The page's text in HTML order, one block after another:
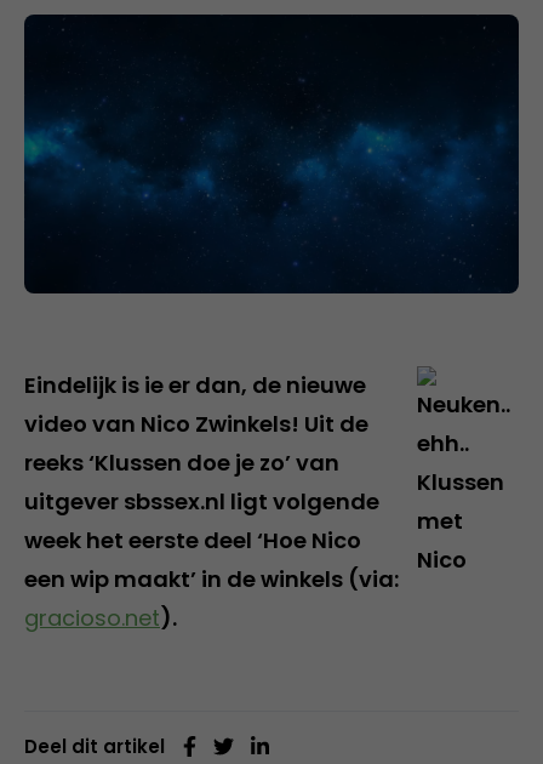
Eindelijk is ie er dan, de nieuwe
video van Nico Zwinkels! Uit de
reeks ‘Klussen doe je zo’ van
uitgever sbssex.nl ligt volgende
week het eerste deel ‘Hoe Nico
een wip maakt’ in de winkels (via:
gracioso.net).
Deel dit artikel